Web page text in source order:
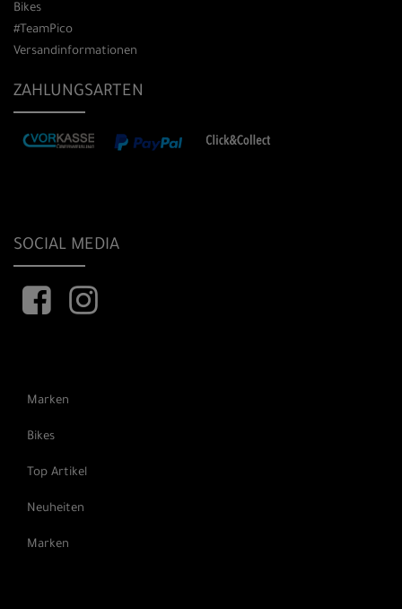
Bikes
#TeamPico
Versandinformationen
ZAHLUNGSARTEN
SOCIAL MEDIA
Marken
Bikes
Top Artikel
Neuheiten
Marken